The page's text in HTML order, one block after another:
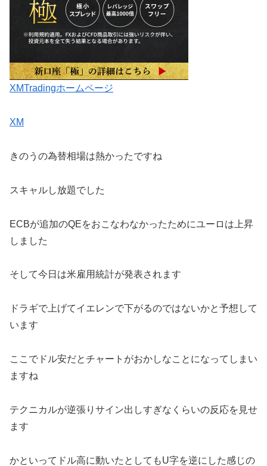
XMTradingホームページ
XM
きのうの為替相場は熱かったですね
スキャルし放題でした
ECBが追加のQEをおこなわなかったためにユーロは上昇
しました
そして今日は米雇用統計が発表されます
ドラギで上げてイエレンで下がるのではないかと予想して
います
ここでドル安だとチャートがおかしなことになってしまい
ますね
テクニカルが逆張りサイン出しすぎなくらいの反応を見せ
ます
かといってドル高に動いたとしてもU字を逆にした感じの